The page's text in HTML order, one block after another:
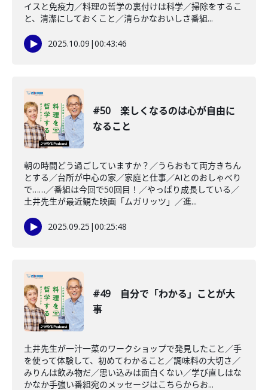
イスと免疫力／料理の哲学の裏付けは科学／掃除をするこ
と、清潔にしておくこと／清らかなおいしさ番組...
2025.10.09 |00:43:46
#50 楽しくなるのは心が自由に
なること
朝の時間どう過ごしていますか？／うらおもて両方きちん
とする／台所が中心の家／家庭と仕事／AIとのおしゃべり
で……／番組は今回で50回目！／やっぱり成長している／
土井先生が最近観た映画「ムガリッツ」／進...
2025.09.25 |00:25:48
#49 自分で「わかる」ことが大
事
土井先生が一汁一菜のワークショップで発見したこと／手
を使って体験して、初めてわかること／調味料の大切さ／
みりんは飲み物だ／思い込みは面白くない／学び直しはな
かなか手強い番組宛のメッセージはこちらからお...